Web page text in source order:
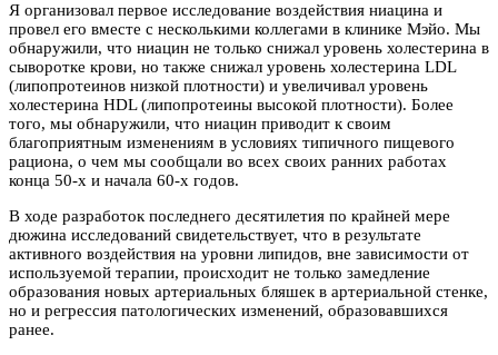
Я организовал первое исследование воздействия ниацина и
провел его вместе с несколькими коллегами в клинике Мэйо. Мы
обнаружили, что ниацин не только снижал уровень холестерина в
сыворотке крови, но также снижал уровень холестерина LDL
(липопротеинов низкой плотности) и увеличивал уровень
холестерина HDL (липопротеины высокой плотности). Более
того, мы обнаружили, что ниацин приводит к своим
благоприятным изменениям в условиях типичного пищевого
рациона, о чем мы сообщали во всех своих ранних работах
конца 50-х и начала 60-х годов.
В ходе разработок последнего десятилетия по крайней мере
дюжина исследований свидетельствует, что в результате
активного воздействия на уровни липидов, вне зависимости от
используемой терапии, происходит не только замедление
образования новых артериальных бляшек в артериальной стенке,
но и регрессия патологических изменений, образовавшихся
ранее.